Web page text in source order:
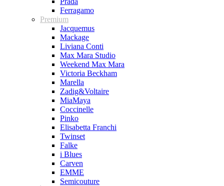
Ferragamo
Premium
Jacquemus
Mackage
Liviana Conti
Max Mara Studio
Weekend Max Mara
Victoria Beckham
Marella
Zadig&Voltaire
MiaMaya
Coccinelle
Pinko
Elisabetta Franchi
Twinset
Falke
i Blues
Carven
EMME
Semicouture